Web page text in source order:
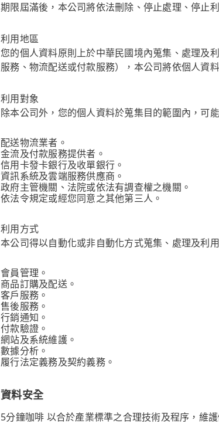
期限屆滿後，本公司將依法刪除、停止處理、停止
利用地區
您的個人資料原則上於中華民國境內蒐集、處理及
服務、物流配送或付款服務），本公司將依個人資
利用對象
除本公司外，您的個人資料於蒐集目的範圍內，可
配送物流業者。
金流及付款服務提供者。
信用卡發卡銀行及收單銀行。
資訊系統及雲端服務供應商。
政府主管機關、法院或依法有調查權之機關。
依法令規定或經您同意之其他第三人。
利用方式
本公司得以自動化或非自動化方式蒐集、處理及利
會員管理。
商品訂購及配送。
客戶服務。
售後服務。
行銷通知。
付款驗證。
網站及系統維護。
數據分析。
履行法定義務及契約義務。
資料安全
5分鐘咖啡 以合於產業標準之合理技術及程序，維